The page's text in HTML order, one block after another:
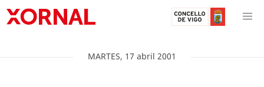
MARTES, 17 abril 2001